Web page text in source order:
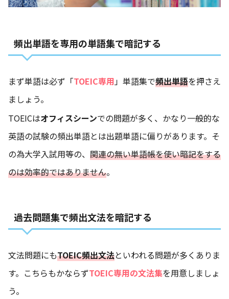
頻出単語を専用の単語集で暗記する
まず単語は必ず「TOEIC専用」単語集で頻出単語を押さえ
ましょう。
TOEICはオフィスシーンでの問題が多く、かなり一般的な
英語の試験の頻出単語とは出題単語に偏りがあります。そ
の為大学入試用等の、 関連の無い単語帳を使い暗記をする
のは効率的ではありません。
過去問題集で頻出文法を暗記する
文法問題にもTOEIC頻出文法といわれる問題が多くありま
す。こちらもかならずTOEIC専用の文法集を用意しましょ
う。